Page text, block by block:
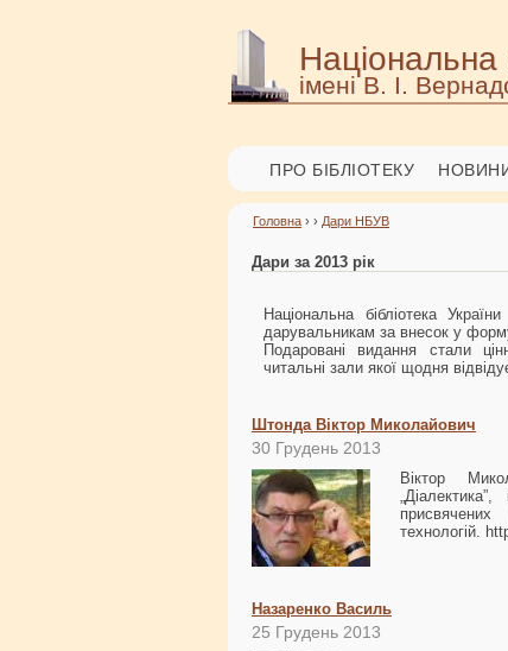
Національна
імені В. І.
ПРО БІБЛІОТЕКУ
Головна › › Дари НБУВ
Дари за 2013 рік
Національна бібліотека
дарувальникам за внесок у
Подаровані видання стали
читальні зали якої щодня
Штонда Віктор Миколайович
30 Грудень 2013
Віктор
технологій.
Назаренко Василь
25 Грудень 2013